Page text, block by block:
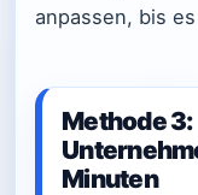
anpassen, bis
Methode 3:
Minuten